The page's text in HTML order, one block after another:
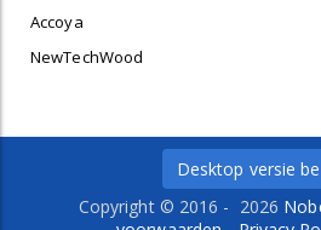
Accoya
NewTechWood
Desktop versie
Copyright © 2016 - 2026